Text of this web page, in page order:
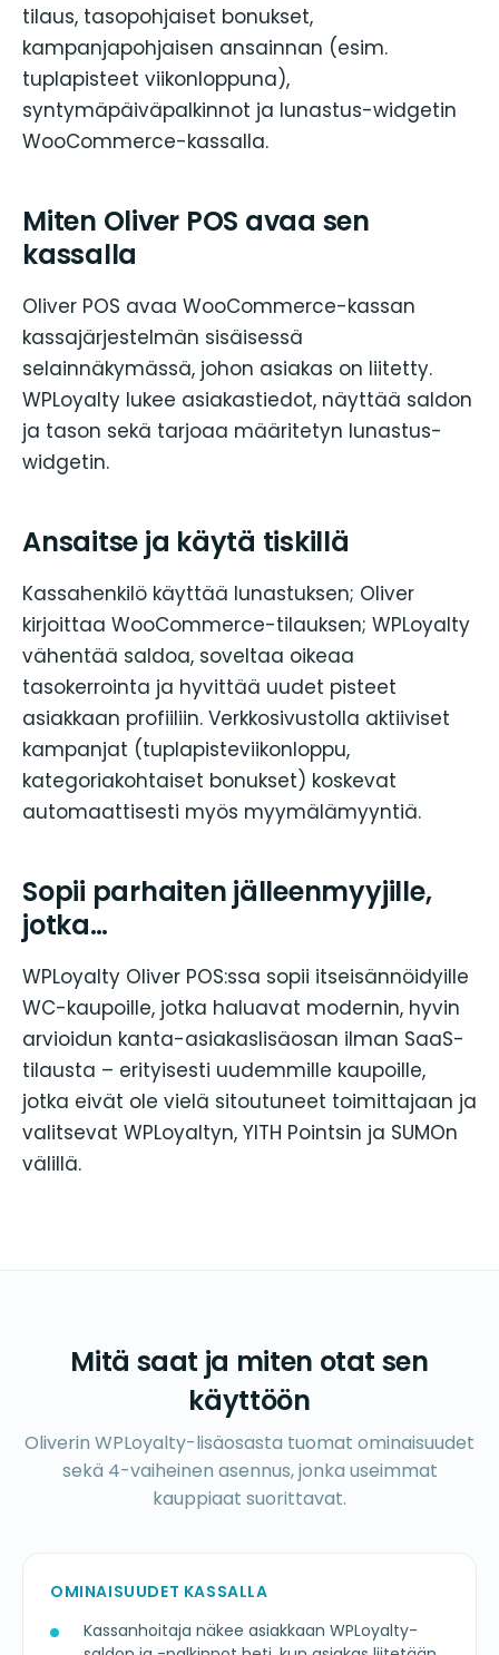
tilaus, tasopohjaiset bonukset,
kampanjapohjaisen ansainnan (esim.
tuplapisteet viikonloppuna),
syntymäpäiväpalkinnot ja lunastus-widgetin
WooCommerce-kassalla.
Miten Oliver POS avaa sen
kassalla
Oliver POS avaa WooCommerce-kassan
kassajärjestelmän sisäisessä
selainnäkymässä, johon asiakas on liitetty.
WPLoyalty lukee asiakastiedot, näyttää saldon
ja tason sekä tarjoaa määritetyn lunastus-
widgetin.
Ansaitse ja käytä tiskillä
Kassahenkilö käyttää lunastuksen; Oliver
kirjoittaa WooCommerce-tilauksen; WPLoyalty
vähentää saldoa, soveltaa oikeaa
tasokerrointa ja hyvittää uudet pisteet
asiakkaan profiiliin. Verkkosivustolla aktiiviset
kampanjat (tuplapisteviikonloppu,
kategoriakohtaiset bonukset) koskevat
automaattisesti myös myymälämyyntiä.
Sopii parhaiten jälleenmyyjille,
jotka…
WPLoyalty Oliver POS:ssa sopii itseisännöidyille
WC-kaupoille, jotka haluavat modernin, hyvin
arvioidun kanta-asiakaslisäosan ilman SaaS-
tilausta – erityisesti uudemmille kaupoille,
jotka eivät ole vielä sitoutuneet toimittajaan ja
valitsevat WPLoyaltyn, YITH Pointsin ja SUMOn
välillä.
Mitä saat ja miten otat sen
käyttöön
Oliverin WPLoyalty-lisäosasta tuomat ominaisuudet
sekä 4-vaiheinen asennus, jonka useimmat
kauppiaat suorittavat.
OMINAISUUDET KASSALLA
Kassanhoitaja näkee asiakkaan WPLoyalty-